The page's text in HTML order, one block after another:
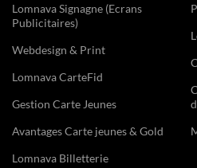
Lomnava Signagne (Ecrans
Publicitaires)
Webdesign & Print
Lomnava CarteFid
Gestion Carte Jeunes
Avantages Carte jeunes & Gold
Lomnava Billetterie